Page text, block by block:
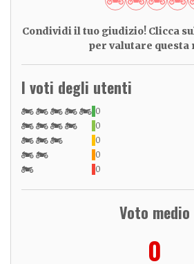
Condividi il tuo giudizio! Clicca
per valutare questa
I voti degli utenti
0
0
0
0
0
Voto medio
0